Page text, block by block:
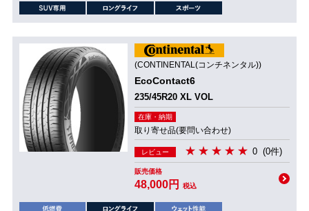
(CONTINENTAL(コンチネンタル))
EcoContact6
235/45R20 XL VOL
在庫・納期
取り寄せ品(要問い合わせ)
レビュー 0 (0件)
販売価格
48,000円 税込